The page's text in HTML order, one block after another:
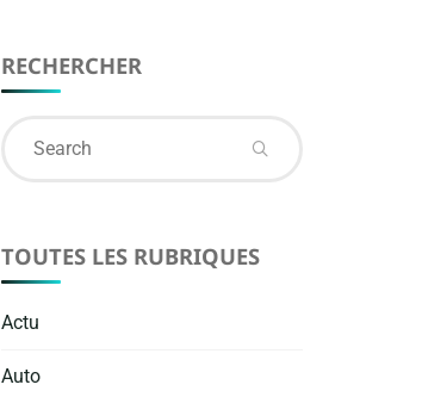
RECHERCHER
TOUTES LES RUBRIQUES
Actu
Auto